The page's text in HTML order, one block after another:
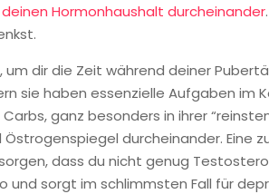
Hormonhaushalt durcheinander
dir die Zeit während deiner
sie haben essenzielle Aufgaben im
ganz besonders in ihrer
durcheinander. Eine
dass du nicht genug
und sorgt im schlimmsten Fall für